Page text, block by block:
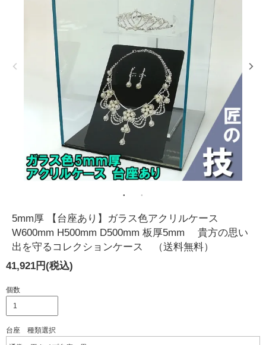
5mm厚 【台座あり】ガラス色アクリルケース
W600mm H500mm D500mm 板厚5mm 貴方の思い
出を守るコレクションケース （送料無料）
41,921円(税込)
個数
台座 種類選択